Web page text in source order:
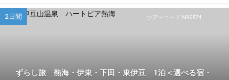
ツアーコード N96874
2日間
ずらし旅 熱海・伊東・下田・東伊豆 1泊＜選べる宿・